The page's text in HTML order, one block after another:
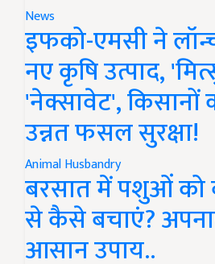
News
इफको-एमसी ने
नए कृषि उत्पाद,
'नेक्सावेट', किसानों
उन्नत फसल सुरक्षा!
Animal Husbandry
बरसात में पशुओं को
से कैसे बचाएं?
आसान उपाय..